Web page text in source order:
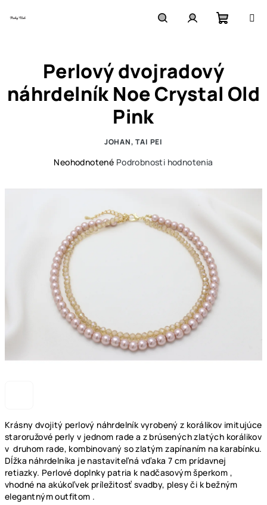
košík
Krásny dvojitý perlový náhrdelník vyrobený z korálikov imitujúce
staroružové perly v jednom rade a z brúsených zlatých korálikov
v druhom rade, kombinovaný so zlatým zapínaním na karabínku.
Dĺžka náhrdelníka je nastaviteľná vďaka 7 cm prídavnej
retiazky. Perlové doplnky patria k nadčasovým šperkom ,
vhodné na akúkoľvek príležitosť svadby, plesy či k bežným
elegantným outfitom .
Perlový dvojradový
náhrdelník Noe Crystal Old
Pink
JOHAN, TAI PEI
Priemerné
hviezdičiek.
Neohodnotené Podrobnosti hodnotenia